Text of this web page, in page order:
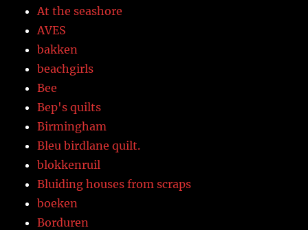
At the seashore
AVES
bakken
beachgirls
Bee
Bep's quilts
Birmingham
Bleu birdlane quilt.
blokkenruil
Bluiding houses from scraps
boeken
Borduren